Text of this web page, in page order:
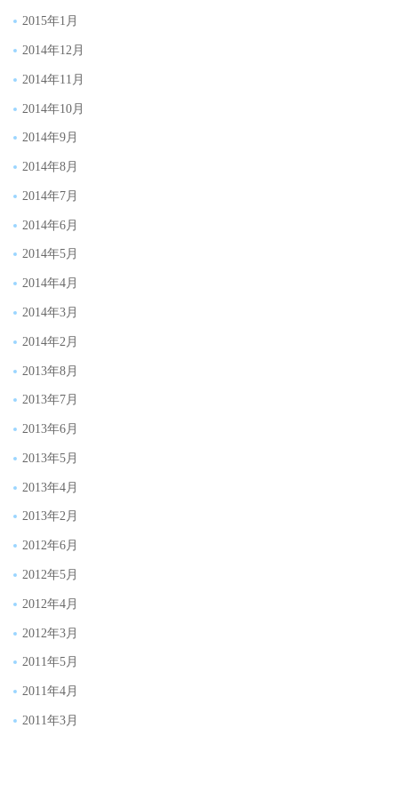
2015年1月
2014年12月
2014年11月
2014年10月
2014年9月
2014年8月
2014年7月
2014年6月
2014年5月
2014年4月
2014年3月
2014年2月
2013年8月
2013年7月
2013年6月
2013年5月
2013年4月
2013年2月
2012年6月
2012年5月
2012年4月
2012年3月
2011年5月
2011年4月
2011年3月